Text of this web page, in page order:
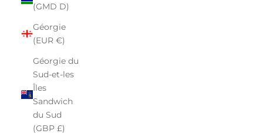
(GMD D)
Géorgie
(EUR €)
Géorgie du
Sud-et-les
Îles
Sandwich
du Sud
(GBP £)